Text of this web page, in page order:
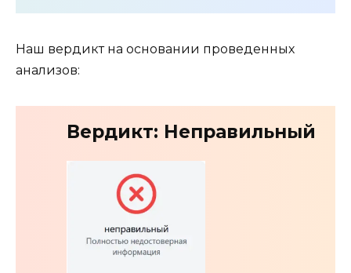
Наш вердикт на основании проведенных
анализов:
Вердикт: Неправильный